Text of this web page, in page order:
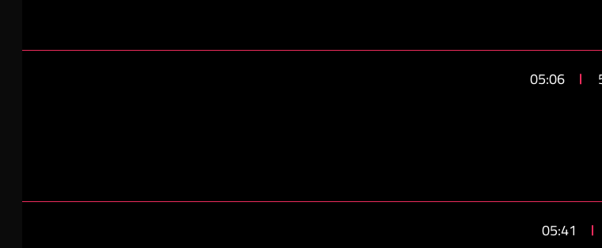
05:06
05:41